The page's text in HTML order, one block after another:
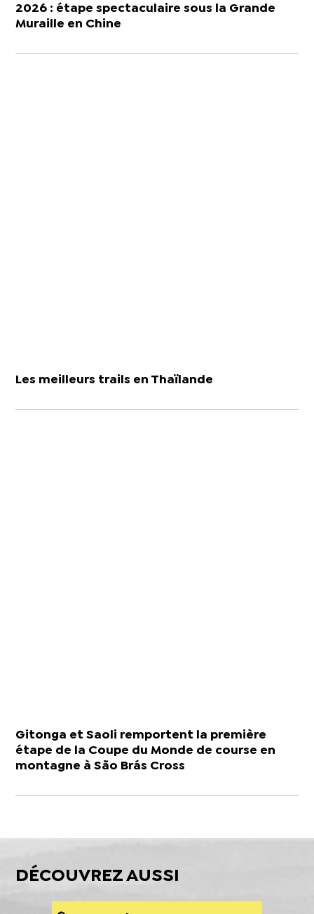
2026 : étape spectaculaire sous la Grande
Muraille en Chine
Les meilleurs trails en Thaïlande
Gitonga et Saoli remportent la première
étape de la Coupe du Monde de course en
montagne à São Brás Cross
DÉCOUVREZ AUSSI